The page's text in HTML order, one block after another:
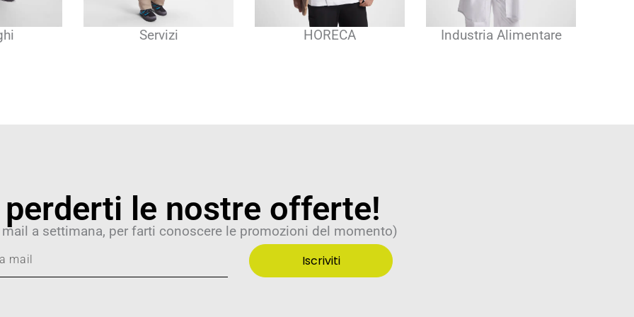
HORECA Industria Alimentare Salute ed Estetica
perderti le nostre offerte!
a settimana, per farti conoscere le promozioni del momento)
Iscriviti